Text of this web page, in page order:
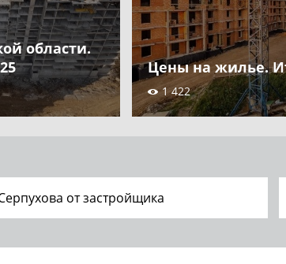
области.
Цены на жилье.
1 422
от застройщика